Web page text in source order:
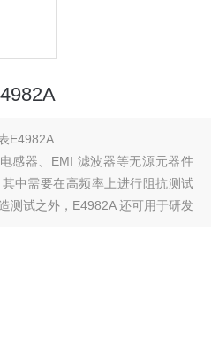
E4982A
感器、EMI 滤波器等无源元器件
中需要在高频率上进行阻抗测试
测试之外，E4982A 还可用于研发